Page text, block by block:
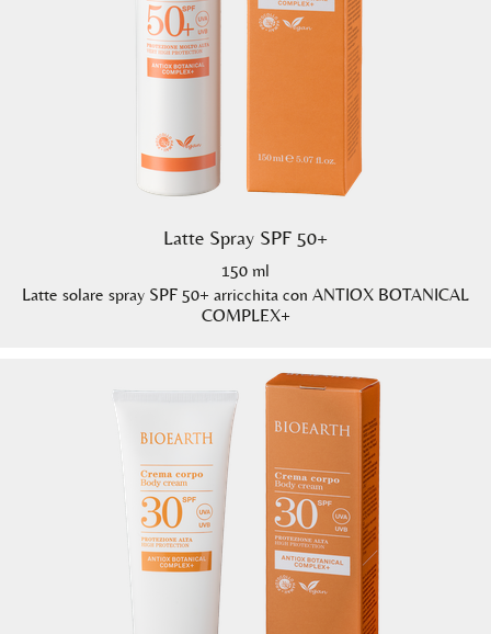
Latte Spray SPF 50+
150 ml
Latte solare spray SPF 50+ arricchita con ANTIOX BOTANICAL
COMPLEX+